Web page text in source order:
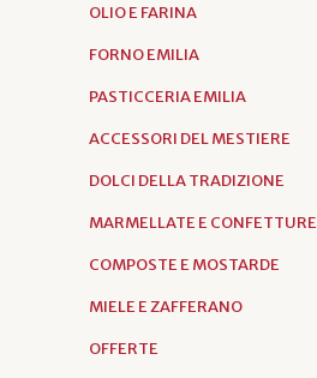
OLIO E FARINA
FORNO EMILIA
PASTICCERIA EMILIA
ACCESSORI DEL MESTIERE
DOLCI DELLA TRADIZIONE
MARMELLATE E CONFETTURE
COMPOSTE E MOSTARDE
MIELE E ZAFFERANO
OFFERTE